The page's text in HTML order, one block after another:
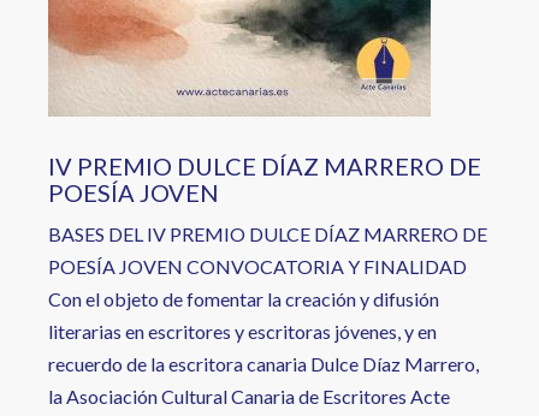
IV PREMIO DULCE DÍAZ MARRERO DE
POESÍA JOVEN
BASES DEL IV PREMIO DULCE DÍAZ MARRERO DE
POESÍA JOVEN CONVOCATORIA Y FINALIDAD
Con el objeto de fomentar la creación y difusión
literarias en escritores y escritoras jóvenes, y en
recuerdo de la escritora canaria Dulce Díaz Marrero,
la Asociación Cultural Canaria de Escritores Acte